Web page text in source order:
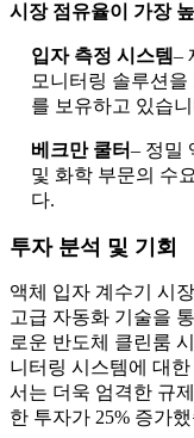
시장 점유율이 가장
입자 측정 시스템–
모니터링 솔루션
를 보유하고 있습
베크만 쿨터– 정밀
및 화학 부문의 수
다.
투자 분석 및 기회
액체 입자 계수기 시
고급 자동화 기술을
로운 반도체 클린룸
니터링 시스템에 대
서는 더욱 엄격한 규
한 투자가 25% 증가